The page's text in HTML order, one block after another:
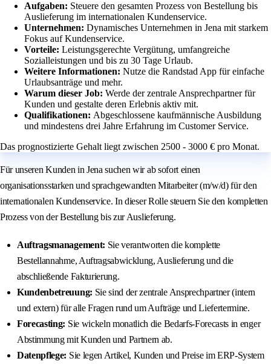
Aufgaben: Steuere den gesamten Prozess von Bestellung bis
Auslieferung im internationalen Kundenservice.
Unternehmen: Dynamisches Unternehmen in Jena mit starkem
Fokus auf Kundenservice.
Vorteile: Leistungsgerechte Vergütung, umfangreiche
Sozialleistungen und bis zu 30 Tage Urlaub.
Weitere Informationen: Nutze die Randstad App für einfache
Urlaubsanträge und mehr.
Warum dieser Job: Werde der zentrale Ansprechpartner für
Kunden und gestalte deren Erlebnis aktiv mit.
Qualifikationen: Abgeschlossene kaufmännische Ausbildung
und mindestens drei Jahre Erfahrung im Customer Service.
Das prognostizierte Gehalt liegt zwischen 2500 - 3000 € pro Monat.
Für unseren Kunden in Jena suchen wir ab sofort einen
organisationsstarken und sprachgewandten Mitarbeiter (m/w/d) für den
internationalen Kundenservice. In dieser Rolle steuern Sie den kompletten
Prozess von der Bestellung bis zur Auslieferung.
Auftragsmanagement: Sie verantworten die komplette
Bestellannahme, Auftragsabwicklung, Auslieferung und die
abschließende Fakturierung.
Kundenbetreuung: Sie sind der zentrale Ansprechpartner (intern
und extern) für alle Fragen rund um Aufträge und Liefertermine.
Forecasting: Sie wickeln monatlich die Bedarfs-Forecasts in enger
Abstimmung mit Kunden und Partnern ab.
Datenpflege: Sie legen Artikel, Kunden und Preise im ERP-System